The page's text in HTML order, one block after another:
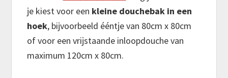
je kiest voor een kleine douchebak in een
hoek, bijvoorbeeld ééntje van 80cm x 80cm
of voor een vrijstaande inloopdouche van
maximum 120cm x 80cm.